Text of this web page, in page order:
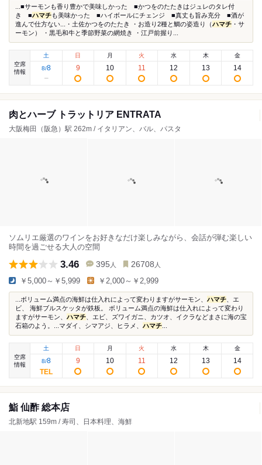
...■サーモンも香り豊かで美味しかった ■かつをのたたきはジュレのタレ付
き ■ハマチも美味かった ■ハイボールにチェンジ ■真丈も旨み充分 ■酒が
進んで仕方ない...・土佐かつをのたたき ・お造り2種と鯛の姿造り（ハマチ ・サ
ーモン） ・黒毛和牛と季節野菜の網焼き ・江戸前握り...
空席
情報
土
8/8
日
9
月
10
火
11
水
12
木
13
金
14
肉とハーブ トラットリア ENTRATA
大阪梅田（阪急）駅 262m / イタリアン、バル、パスタ
ソムリエ厳選のワインをお好きなだけ楽しみながら、会話が弾む楽しい
時間を過ごせる大人の空間
3.46 395 人 26708 人
￥5,000～￥5,999 ￥2,000～￥2,999
...ボリューム満点の海鮮は仕入れによって変わりますがサーモン、 ハマチ 、エ
ビ、 海鮮ブルスケッタが鉄板。 ボリューム満点の海鮮は仕入れによって変わり
ますがサーモン、 ハマチ 、エビ、ズワイガニ、カツオ、イクラなどまさに海の宝
石箱のよう。...マダイ、シマアジ、ヒラメ、 ハマチ
空席
情報
土
8/8
日
9
月
10
火
11
水
12
木
13
金
14
鮨 仙酢 総本店
北新地駅 159m / 寿司、日本料理、海鮮